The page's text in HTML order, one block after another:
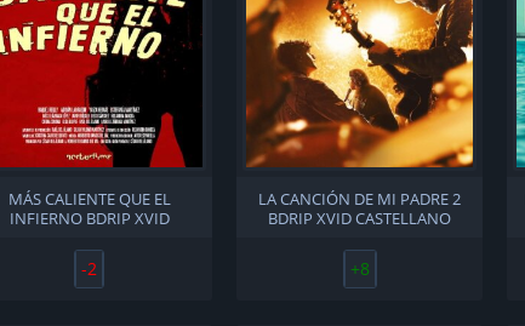
MÁS CALIENTE QUE EL
INFIERNO BDRIP XVID
-2
LA CANCIÓN DE MI PADRE 2
BDRIP XVID CASTELLANO
+8